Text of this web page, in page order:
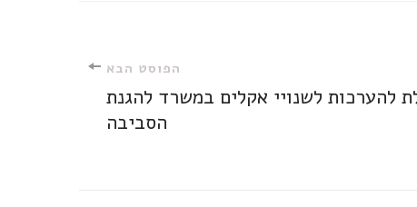
הפוסט הבא
להערכות לשנויי אקלים במשרד להגנת
הסביבה